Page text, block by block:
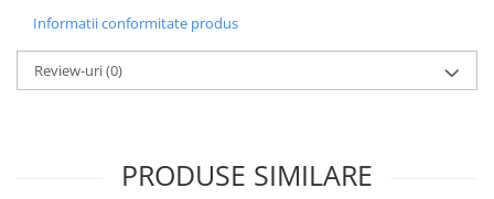
Informatii conformitate produs
Review-uri(0)
PRODUSE SIMILARE